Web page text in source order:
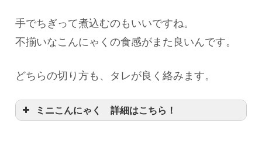
手でちぎって煮込むのもいいですね。
不揃いなこんにゃくの食感がまた良いんです。
どちらの切り方も、タレが良く絡みます。
ミニこんにゃく 詳細はこちら！